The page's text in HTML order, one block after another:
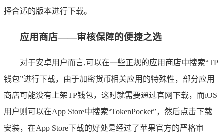
择合适的版本进行下载。
应用商店——审核保障的便捷之选
对于安卓用户而言,可以在一些正规的应用商店中搜索“TP
钱包”进行下载，由于加密货币相关应用的特殊性，部分应用
商店可能没有上架TP钱包，这时就需要通过官网下载，而iOS
用户则可以在App Store中搜索“TokenPocket”，然后点击下载
安装，在App Store下载的好处是经过了苹果官方的严格审